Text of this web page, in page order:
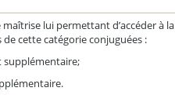
maîtrise lui permettant d’accéder à la
cette catégorie conjuguées :
supplémentaire;